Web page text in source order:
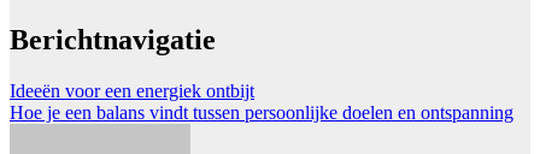
Berichtnavigatie
Ideeën voor een energiek ontbijt
Hoe je een balans vindt tussen persoonlijke doelen en ontspanning